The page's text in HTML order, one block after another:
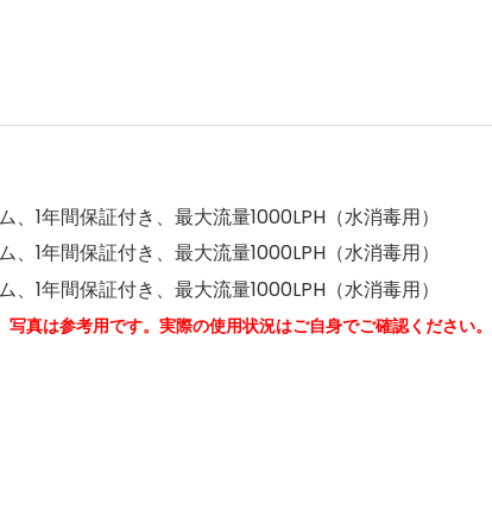
写真は参考用です。実際の使用状況はご自身でご確認ください。